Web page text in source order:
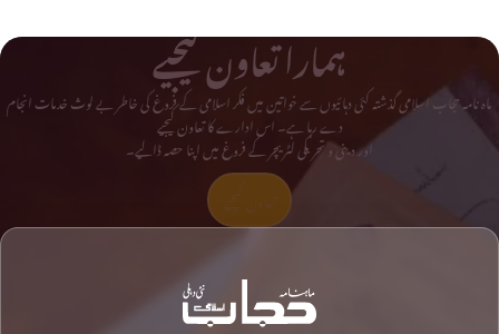
ہمارا تعاون کیجیے
ماہ نامہ حجاب اسلامی گذشتہ کئی دہائیوں سے خواتین میں فکر اسلامی کے فروغ کی خاطر بے لوث خدمات انجام
دے رہا ہے۔ اس ادارے کا تعاون کیجیے
اور دینی و تحریکی لٹریچر کے فروغ میں اپنا حصہ ڈالیے۔